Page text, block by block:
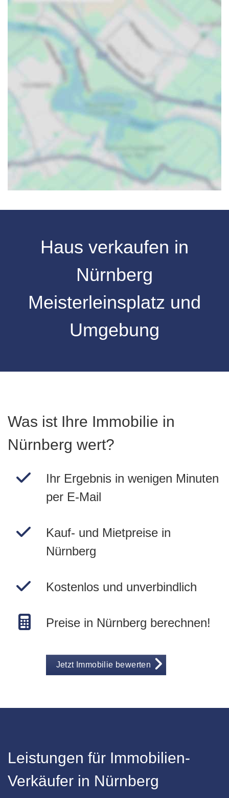
Haus verkaufen in
Nürnberg
Meisterleinsplatz und
Umgebung
Was ist Ihre Immobilie in
Nürnberg wert?
Ihr Ergebnis in wenigen Minuten
per E-Mail
Kauf- und Mietpreise in
Nürnberg
Kostenlos und unverbindlich
Preise in Nürnberg berechnen!
Jetzt Immobilie bewerten
Leistungen für Immobilien-
Verkäufer in Nürnberg